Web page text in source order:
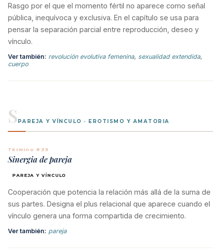
Rasgo por el que el momento fértil no aparece como señal
pública, inequívoca y exclusiva. En el capítulo se usa para
pensar la separación parcial entre reproducción, deseo y
vínculo.
Ver también: revolución evolutiva femenina, sexualidad extendida,
cuerpo
SPAREJA Y VÍNCULO · EROTISMO Y AMATORIA
Término #39
Sinergia de pareja
PAREJA Y VÍNCULO
Cooperación que potencia la relación más allá de la suma de
sus partes. Designa el plus relacional que aparece cuando el
vínculo genera una forma compartida de crecimiento.
Ver también: pareja